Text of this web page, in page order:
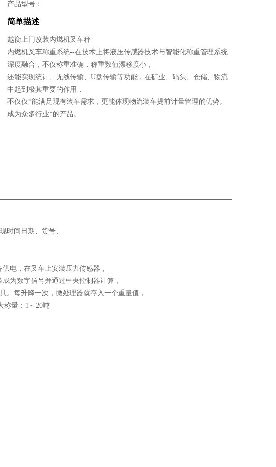
产品型号：
简单描述
越衡上门改装内燃机叉车秤
内燃机叉车称重系统--在技术上将液压传感器技术与智能化称重管理系统
深度融合，不仅称重准确，称重数值漂移度小，
还能实现统计、无线传输、U盘传输等功能，在矿业、码头、仓储、物流
中起到极其重要的作用，
不仅仅*能满足现有装车需求，更能体现物流装车提前计量管理的优势。
成为众多行业*的产品。
时间日期、货号、
电，在叉车上安装压力传感器，
为数字信号并通过中央控制器计算，
。每升降一次，微处理器就存入一个重量值，
称量：1～20吨